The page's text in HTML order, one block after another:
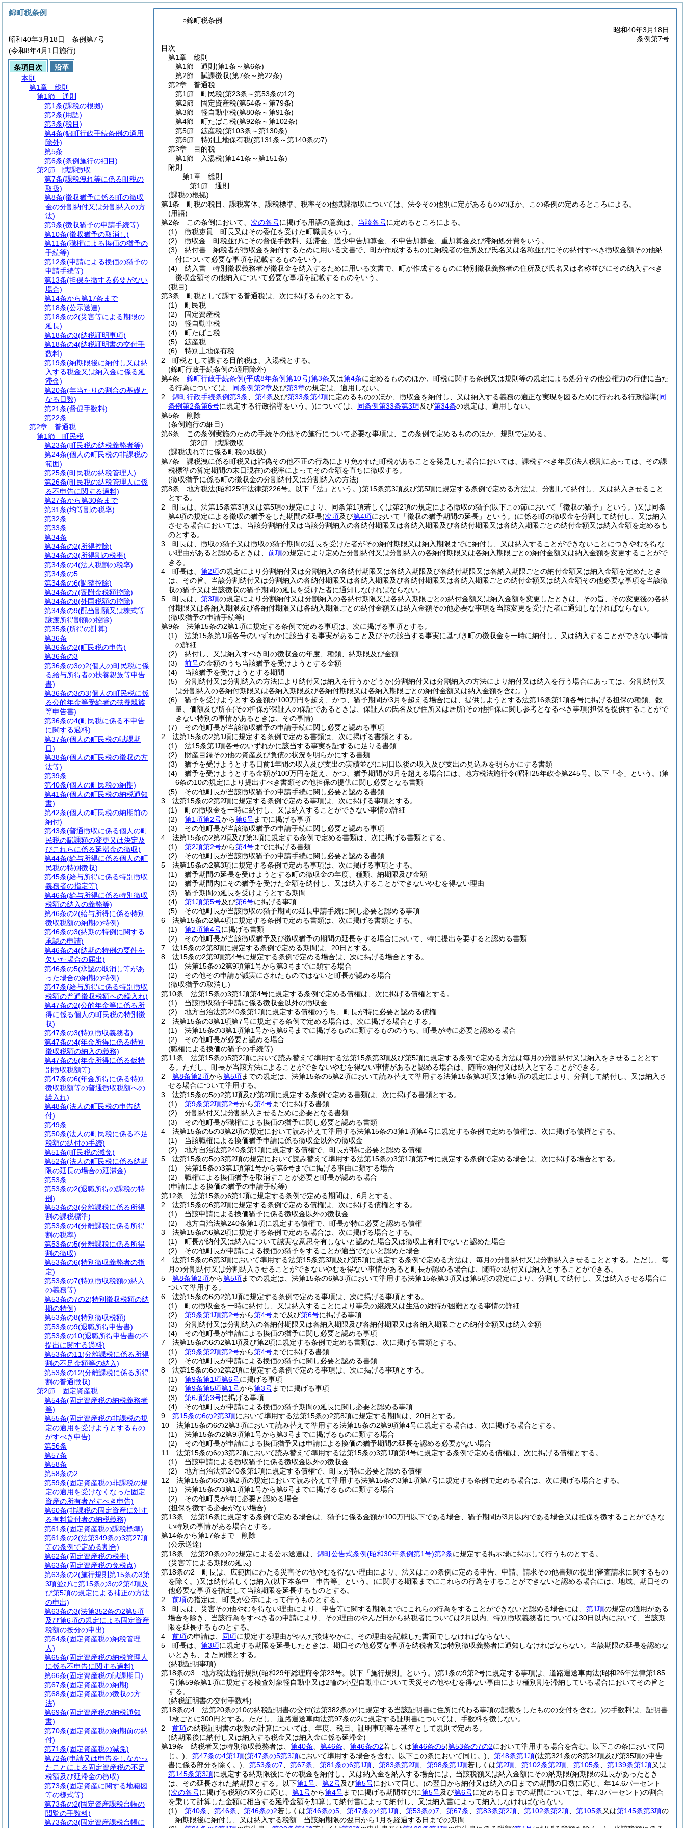
○錦町税条例
昭和40年3月18日
条例第7号
目次
第1章
総則
第1節
通則 (第1条～第6条)
第2節
賦課徴収(第7条～第22条)
第2章
普通税
第1節
町民税(第23条～第53条の12)
第2節
固定資産税(第54条～第79条)
第3節
軽自動車税(第80条～第91条)
第4節
町たばこ税(第92条～第102条)
第5節
鉱産税(第103条～第130条)
第6節
特別土地保有税(第131条～第140条の7)
第3章
目的税
第1節
入湯税(第141条～第151条)
附則
第1章
総則
第1節
通則
(課税の根拠)
第1条
町税の税目、課税客体、課税標準、税率その他賦課徴収については、法令その他別に定があるもののほか、この条例の定めるところによる。
(用語)
第2条
この条例において、 次の各号に掲げる用語の意義は、 当該各号に定めるところによる。
(1)
徴税吏員 町長又はその委任を受けた町職員をいう。
(2)
徴収金 町税並びにその督促手数料、延滞金、過少申告加算金、不申告加算金、重加算金及び滞納処分費をいう。
(3)
納付書 納税者が徴収金を納付するために用いる文書で、町が作成するものに納税者の住所及び氏名又は名称並びにその納付すべき徴収金額その他納
付について必要な事項を記載するものをいう。
(4)
納入書 特別徴収義務者が徴収金を納入するために用いる文書で、町が作成するものに特別徴収義務者の住所及び氏名又は名称並びにその納入すべき
徴収金額その他納入について必要な事項を記載するものをいう。
(税目)
第3条
町税として課する普通税は、次に掲げるものとする。
(1)
町民税
(2)
固定資産税
(3)
軽自動車税
(4)
町たばこ税
(5)
鉱産税
(6)
特別土地保有税
2
町税として課する目的税は、入湯税とする。
(錦町行政手続条例の適用除外)
第4条
錦町行政手続条例(平成8年条例第10号)第3条又は第4条に定めるもののほか、町税に関する条例又は規則等の規定による処分その他公権力の行使に当た
る行為については、 同条例第2章及び第3章の規定は、適用しない。
2
錦町行政手続条例第3条 第4条及び第33条第4項に定めるもののほか、徴収金を納付し、又は納入する義務の適正な実現を図るために行われる行政指導(同
条例第2条第6号に規定する行政指導をいう。)については、 同条例第33条第3項及び第34条の規定は、適用しない。
第5条
削除
(条例施行の細目)
第6条
この条例実施のための手続その他その施行について必要な事項は、この条例で定めるもののほか、規則で定める。
第2節
賦課徴収
(課税洩れ等に係る町税の取扱)
第7条
課税洩に係る町税又は詐偽その他不正の行為により免かれた町税があることを発見した場合においては、課税すべき年度(法人税割にあっては、その課
税標準の算定期間の末日現在)の税率によってその金額を直ちに徴収する。
(徴収猶予に係る町の徴収金の分割納付又は分割納入の方法)
第8条
地方税法(昭和25年法律第226号。以下「法」という。)第15条第3項及び第5項に規定する条例で定める方法は、分割して納付し、又は納入させること
とする。
2
町長は、法第15条第3項又は第5項の規定により、同条第1項若しくは第2項の規定による徴収の猶予(以下この節において「徴収の猶予」という。)又は同条
第4項の規定による徴収の猶予をした期間の延長(次項及び第4項において「徴収の猶予期間の延長」という。)に係る町の徴収金を分割して納付し、又は納入
させる場合においては、当該分割納付又は当該分割納入の各納付期限又は各納入期限及び各納付期限又は各納入期限ごとの納付金額又は納入金額を定めるも
のとする。
3
町長は、徴収の猶予又は徴収の猶予期間の延長を受けた者がその納付期限又は納入期限までに納付し、又は納入することができないことにつきやむを得な
い理由があると認めるときは、 前項の規定により定めた分割納付又は分割納入の各納付期限又は各納入期限ごとの納付金額又は納入金額を変更することがで
きる。
4
町長は、 第2項の規定により分割納付又は分割納入の各納付期限又は各納入期限及び各納付期限又は各納入期限ごとの納付金額又は納入金額を定めたとき
は、その旨、当該分割納付又は分割納入の各納付期限又は各納入期限及び各納付期限又は各納入期限ごとの納付金額又は納入金額その他必要な事項を当該徴
収の猶予又は当該徴収の猶予期間の延長を受けた者に通知しなければならない。
5
町長は、 第3項の規定により分割納付又は分割納入の各納付期限又は各納入期限ごとの納付金額又は納入金額を変更したときは、その旨、その変更後の各納
付期限又は各納入期限及び各納付期限又は各納入期限ごとの納付金額又は納入金額その他必要な事項を当該変更を受けた者に通知しなければならない。
(徴収猶予の申請手続等)
第9条
法第15条の2第1項に規定する条例で定める事項は、次に掲げる事項とする。
(1)
法第15条第1項各号のいずれかに該当する事実があること及びその該当する事実に基づき町の徴収金を一時に納付し、又は納入することができない事情
の詳細
(2)
納付し、又は納入すべき町の徴収金の年度、種類、納期限及び金額
(3)
前号の金額のうち当該猶予を受けようとする金額
(4)
当該猶予を受けようとする期間
(5)
分割納付又は分割納入の方法により納付又は納入を行うかどうか(分割納付又は分割納入の方法により納付又は納入を行う場合にあっては、分割納付又
は分割納入の各納付期限又は各納入期限及び各納付期限又は各納入期限ごとの納付金額又は納入金額を含む。)
(6)
猶予を受けようとする金額が100万円を超え、かつ、猶予期間が3月を超える場合には、提供しようとする法第16条第1項各号に掲げる担保の種類、数
量、価額及び所在(その担保が保証人の保証であるときは、保証人の氏名及び住所又は居所)その他担保に関し参考となるべき事項(担保を提供することがで
きない特別の事情があるときは、その事情)
(7)
その他町長が当該徴収猶予の申請手続に関し必要と認める事項
2
法第15条の2第1項に規定する条例で定める書類は、次に掲げる書類とする。
(1)
法15条第1項各号のいずれかに該当する事実を証するに足りる書類
(2)
財産目録その他の資産及び負債の状況を明らかにする書類
(3)
猶予を受けようとする日前1年間の収入及び支出の実績並びに同日以後の収入及び支出の見込みを明らかにする書類
(4)
猶予を受けようとする金額が100万円を超え、かつ、猶予期間が3月を超える場合には、地方税法施行令(昭和25年政令第245号。以下「令」という。)第
6条の10の規定により提出すべき書類その他担保の提供に関し必要となる書類
(5)
その他町長が当該徴収猶予の申請手続に関し必要と認める書類
3
法第15条の2第2項に規定する条例で定める事項は、次に掲げる事項とする。
(1)
町の徴収金を一時に納付し、又は納入することができない事情の詳細
(2)
第1項第2号から第6号までに掲げる事項
(3)
その他町長が当該徴収猶予の申請手続に関し必要と認める事項
4
法第15条の2第2項及び第3項に規定する条例で定める書類は、次に掲げる書類とする。
(1)
第2項第2号から第4号までに掲げる書類
(2)
その他町長が当該徴収猶予の申請手続に関し必要と認める書類
5
法第15条の2第3項に規定する条例で定める事項は、次に掲げる事項とする。
(1)
猶予期間の延長を受けようとする町の徴収金の年度、種類、納期限及び金額
(2)
猶予期間内にその猶予を受けた金額を納付し、又は納入することができないやむを得ない理由
(3)
猶予期間の延長を受けようとする期間
(4)
第1項第5号及び第6号に掲げる事項
(5)
その他町長が当該徴収の猶予期間の延長申請手続に関し必要と認める事項
6
法第15条の2第4項に規定する条例で定める書類は、次に掲げる書類とする。
(1)
第2項第4号に掲げる書類
(2)
その他町長が当該徴収猶予及び徴収猶予の期間の延長をする場合において、特に提出を要すると認める書類
7
法15条の2第8項に規定する条例で定める期間は、20日とする。
8
法15条の2第9項第4号に規定する条例で定める場合は、次に掲げる場合とする。
(1)
法第15条の2第9項第1号から第3号までに類する場合
(2)
その他その申請が誠実にされたものではないと町長が認める場合
(徴収猶予の取消し)
第10条
法第15条の3第1項第4号に規定する条例で定める債権は、次に掲げる債権とする。
(1)
当該徴収猶予申請に係る徴収金以外の徴収金
(2)
地方自治法第240条第1項に規定する債権のうち、町長が特に必要と認める債権
2
法第15条の3第1項第7号に規定する条例で定める場合は、次に掲げる場合とする。
(1)
法第15条の3第1項第1号から第6号までに掲げるものに類するもののうち、町長が特に必要と認める場合
(2)
その他町長が必要と認める場合
(職権による換価の猶予の手続等)
第11条
法第15条の5第2項において読み替えて準用する法第15条第3項及び第5項に規定する条例で定める方法は毎月の分割納付又は納入をさせることとす
る。 ただし、町長が当該方法によることができないやむを得ない事情があると認める場合は、随時の納付又は納入とすることができる。
2
第8条第2項から第5項までの規定は、法第15条の5第2項において読み替えて準用する法第15条第3項又は第5項の規定により、分割して納付し、又は納入さ
せる場合について準用する。
3
法第15条の5の2第1項及び第2項に規定する条例で定める書類は、次に掲げる書類とする。
(1)
第9条第2項第2号から第4号までに掲げる書類
(2)
分割納付又は分割納入させるために必要となる書類
(3)
その他町長が職権による換価の猶予に関し必要と認める書類
4
法第15条の5の3第2項の規定において読み替えて準用する法第15条の3第1項第4号に規定する条例で定める債権は、次に掲げる債権とする。
(1)
当該職権による換価猶予申請に係る徴収金以外の徴収金
(2)
地方自治法第240条第1項に規定する債権で、町長が特に必要と認める債権
5
法第15条の5の3第2項の規定において読み替えて準用する法第15条の3第1項第7号に規定する条例で定める場合は、次に掲げる場合とする。
(1)
法第15条の3第1項第1号から第6号までに掲げる事由に類する場合
(2)
職権による換価猶予を取消すことが必要と町長が認める場合
(申請による換価の猶予の申請手続等)
第12条
法第15条の6第1項に規定する条例で定める期間は、6月とする。
2
法第15条の6第2項に規定する条例で定める債権は、次に掲げる債権とする。
(1)
当該申請による換価猶予に係る徴収金以外の徴収金
(2)
地方自治法第240条第1項に規定する債権で、町長が特に必要と認める債権
3
法第15条の6第2項に規定する条例で定める場合は、次に掲げる場合とする。
(1)
町長が納付又は納入について誠実な意思を有しないと認めた場合又は徴収上有利でないと認めた場合
(2)
その他町長が申請による換価の猶予をすることが適当でないと認めた場合
4
法第15条の6第3項において準用する法第15条第3項及び第5項に規定する条例で定める方法は、毎月の分割納付又は分割納入させることとする。 ただし、毎
月の分割納付又は分割納入させることができないやむを得ない事情があると町長が認める場合は、随時の納付又は納入とすることができる。
5
第8条第2項から第5項までの規定は、法第15条の6第3項において準用する法第15条第3項又は第5項の規定により、分割して納付し、又は納入させる場合に
ついて準用する。
6
法第15条の6の2第1項に規定する条例で定める事項は、次に掲げる事項とする。
(1)
町の徴収金を一時に納付し、又は納入することにより事業の継続又は生活の維持が困難となる事情の詳細
(2)
第9条第1項第2号から第4号まで及び第6号に掲げる事項
(3)
分割納付又は分割納入の各納付期限又は各納入期限及び各納付期限又は各納入期限ごとの納付金額又は納入金額
(4)
その他町長が申請による換価の猶予に関し必要と認める事項
7
法第15条の6の2第1項及び第2項に規定する条例で定める書類は、次に掲げる書類とする。
(1)
第9条第2項第2号から第4号までに掲げる書類
(2)
その他町長が申請による換価の猶予に関し必要と認める書類
8
法第15条の6の2第2項に規定する条例で定める事項は、次に掲げる事項とする。
(1)
第9条第1項第6号に掲げる事項
(2)
第9条第5項第1号から第3号までに掲げる事項
(3)
第6項第3号に掲げる事項
(4)
その他町長が申請による換価の猶予期間の延長に関し必要と認める事項
9
第15条の6の2第3項において準用する法第15条の2第8項に規定する期間は、20日とする。
10
法第15条の6の2第3項において読み替えて準用する法第15条の2第9項第4号に規定する場合は、次に掲げる場合とする。
(1)
法第15条の2第9項第1号から第3号までに掲げるものに類する場合
(2)
その他町長が申請による換価猶予又は申請による換価の猶予期間の延長を認める必要がない場合
11
法第15条の6の3第2項において読み替えて準用する法第15条の3第1項第4号に規定する条例で定める債権は、次に掲げる債権とする。
(1)
当該申請による徴収猶予に係る徴収金以外の徴収金
(2)
地方自治法第240条第1項に規定する債権で、町長が特に必要と認める債権
12
法第15条の6の3第2項の規定において読み替えて準用する法第15条の3第1項第7号に規定する条例で定める場合は、次に掲げる場合とする。
(1)
法第15条の3第1項第1号から第6号までに掲げるものに類する場合
(2)
その他町長が特に必要と認める場合
(担保を徴する必要がない場合)
第13条
法第16条に規定する条例で定める場合は、猶予に係る金額が100万円以下である場合、猶予期間が3月以内である場合又は担保を徴することができな
い特別の事情がある場合とする。
第14条から第17条まで
削除
(公示送達)
第18条
法第20条の2の規定による公示送達は、 錦町公告式条例(昭和30年条例第1号)第2条に規定する掲示場に掲示して行うものとする。
(災害等による期限の延長)
第18条の2
町長は、広範囲にわたる災害その他やむを得ない理由により、法又はこの条例に定める申告、申請、請求その他書類の提出(審査請求に関するもの
を除く。)又は納付若しくは納入(以下本条中「申告等」という。)に関する期限までにこれらの行為をすることができないと認める場合には、地域、期日その
他必要な事項を指定して当該期限を延長するものとする。
2
前項の指定は、町長が公示によって行うものとする。
3
町長は、災害その他やむを得ない理由により、申告等に関する期限までにこれらの行為をすることができないと認める場合には、 第1項の規定の適用がある
場合を除き、当該行為をすべき者の申請により、その理由のやんだ日から納税者については2月以内、特別徴収義務者については30日以内において、当該期
限を延長するものとする。
4
前項の申請は、 同項に規定する理由がやんだ後速やかに、その理由を記載した書面でしなければならない。
5
町長は、 第3項に規定する期限を延長したときは、期日その他必要な事項を納税者又は特別徴収義務者に通知しなければならない。 当該期限の延長を認めな
いときも、また同様とする。
(納税証明事項)
第18条の3
地方税法施行規則 (昭和29年総理府令第23号。以下「施行規則」という。)第1条の9第2号に規定する事項は、道路運送車両法(昭和26年法律第185
号)第59条第1項に規定する検査対象軽自動車又は2輪の小型自動車について天災その他やむを得ない事由により種別割を滞納している場合においてその旨と
する。
(納税証明書の交付手数料)
第18条の4
法第20条の10の納税証明書の交付(法第382条の4に規定する当該証明書に住所に代わる事項の記載をしたものの交付を含む。)の手数料は、証明書
1枚ごとに300円とする。 ただし、道路運送車両法第97条の2に規定する証明書については、手数料を徴しない。
2
前項の納税証明書の枚数の計算については、年度、税目、証明事項等を基準として規則で定める。
(納期限後に納付し又は納入する税金又は納入金に係る延滞金)
第19条
納税者又は特別徴収義務者は、 第40条 第46条 第46条の2若しくは第46条の5(第53条の7の2において準用する場合を含む。以下この条において同
じ。)
第47条の4第1項(第47条の5第3項において準用する場合を含む。以下この条において同じ。) 第48条第1項(法第321条の8第34項及び第35項の申告
書に係る部分を除く。)
第53条の7 第67条 第81条の6第1項 第83条第2項 第98条第1項若しくは第2項 第102条第2項 第105条 第139条第1項又は
第145条第3項に規定する納期限後にその税金を納付し、又は納入金を納入する場合には、当該税額又は納入金額にその納期限(納期限の延長があったとき
は、その延長された納期限とする。以下第1号 第2号及び第5号において同じ。)の翌日から納付又は納入の日までの期間の日数に応じ、年14.6パーセント
(次の各号に掲げる税額の区分に応じ、 第1号から第4号までに掲げる期間並びに第5号及び第6号に定める日までの期間については、年7.3パーセント)の割合
を乗じて計算した金額に相当する延滞金額を加算して納付書によって納付し、又は納入書によって納入しなければならない。
(1)
第40条 第46条 第46条の2若しくは第46条の5 第47条の4第1項 第53条の7 第67条 第83条第2項 第102条第2項 第105条又は第145条第3項の
納期限後に納付し、又は納入する税額 当該納期限の翌日から1月を経過する日までの期間
錦町税条例
昭和40年3月18日 条例第7号
(令和8年4月1日施行)
条項目次
沿革
本則
第1章
総則
第1節
通則
第1条(課税の根拠)
第2条(用語)
第3条(税目)
第4条(錦町行政手続条例の適用
除外)
第5条
第6条(条例施行の細目)
第2節
賦課徴収
第7条(課税洩れ等に係る町税の
取扱)
第8条(徴収猶予に係る町の徴収
金の分割納付又は分割納入の方
法)
第9条(徴収猶予の申請手続等)
第10条(徴収猶予の取消し)
第11条(職権による換価の猶予の
手続等)
第12条(申請による換価の猶予の
申請手続等)
第13条(担保を徴する必要がない
場合)
第14条から第17条まで
第18条(公示送達)
第18条の2(災害等による期限の
延長)
第18条の3(納税証明事項)
第18条の4(納税証明書の交付手
数料)
第19条(納期限後に納付し又は納
入する税金又は納入金に係る延
滞金)
第20条(年当たりの割合の基礎と
なる日数)
第21条(督促手数料)
第22条
第2章
普通税
第1節
町民税
第23条(町民税の納税義務者等)
第24条(個人の町民税の非課税の
範囲)
第25条(町民税の納税管理人)
第26条(町民税の納税管理人に係
る不申告に関する過料)
第27条から第30条まで
第31条(均等割の税率)
第32条
第33条
第34条
第34条の2(所得控除)
第34条の3(所得割の税率)
第34条の4(法人税割の税率)
第34条の5
第34条の6(調整控除)
第34条の7(寄附金税額控除)
第34条の8(外国税額の控除)
第34条の9(配当割額又は株式等
譲渡所得割額の控除)
第35条(所得の計算)
第36条
第36条の2(町民税の申告)
第36条の3
第36条の3の2(個人の町民税に係
る給与所得者の扶養親族等申告
書)
第36条の3の3(個人の町民税に係
る公的年金等受給者の扶養親族
等申告書)
第36条の4(町民税に係る不申告
に関する過料)
第37条(個人の町民税の賦課期
日)
第38条(個人の町民税の徴収の方
法等)
第39条
第40条(個人の町民税の納期)
第41条(個人の町民税の納税通知
書)
第42条(個人の町民税の納期前の
納付)
第43条(普通徴収に係る個人の町
民税の賦課額の変更又は決定及
びこれらに係る延滞金の徴収)
第44条(給与所得に係る個人の町
民税の特別徴収)
第45条(給与所得に係る特別徴収
義務者の指定等)
第46条(給与所得に係る特別徴収
税額の納入の義務等)
第46条の2(給与所得に係る特別
徴収税額の納期の特例)
第46条の3(納期の特例に関する
承認の申請)
第46条の4(納期の特例の要件を
欠いた場合の届出)
第46条の5(承認の取消し等があ
った場合の納期の特例)
第47条(給与所得に係る特別徴収
税額の普通徴収税額への繰入れ)
第47条の2(公的年金等に係る所
得に係る個人の町民税の特別徴
収)
第47条の3(特別徴収義務者)
第47条の4(年金所得に係る特別
徴収税額の納入の義務)
第47条の5(年金所得に係る仮特
別徴収税額等)
第47条の6(年金所得に係る特別
徴収税額等の普通徴収税額への
繰入れ)
第48条(法人の町民税の申告納
付)
第49条
第50条(法人の町民税に係る不足
税額の納付の手続)
第51条(町民税の減免)
第52条(法人の町民税に係る納期
限の延長の場合の延滞金)
第53条
第53条の2(退職所得の課税の特
例)
第53条の3(分離課税に係る所得
割の課税標準)
第53条の4(分離課税に係る所得
割の税率)
第53条の5(分離課税に係る所得
割の徴収)
第53条の6(特別徴収義務者の指
定)
第53条の7(特別徴収税額の納入
の義務等)
第53条の7の2(特別徴収税額の納
期の特例)
第53条の8(特別徴収税額)
第53条の9(退職所得申告書)
第53条の10(退職所得申告書の不
提出に関する過料)
第53条の11(分離課税に係る所得
割の不足金額等の納入)
第53条の12(分離課税に係る所得
割の普通徴収)
第2節
固定資産税
第54条(固定資産税の納税義務者
等)
第55条(固定資産税の非課税の規
定の適用を受けようとするもの
がすべき申告)
第56条
第57条
第58条
第58条の2
第59条(固定資産税の非課税の規
定の適用を受けなくなった固定
資産の所有者がすべき申告)
第60条(非課税の固定資産に対す
る有料貸付者の納税義務)
第61条(固定資産税の課税標準)
第61条の2(法第349条の3第27項
等の条例で定める割合)
第62条(固定資産税の税率)
第63条(固定資産税の免税点)
第63条の2(施行規則第15条の3第
3項並びに第15条の3の2第4項及
び第5項の規定による補正の方法
の申出)
第63条の3(法第352条の2第5項
及び第6項の規定による固定資産
税額の按分の申出)
第64条(固定資産税の納税管理
人)
第65条(固定資産税の納税管理人
に係る不申告に関する過料)
第66条(固定資産税の賦課期日)
第67条(固定資産税の納期)
第68条(固定資産税の徴収の方
法)
第69条(固定資産税の納税通知
書)
第70条(固定資産税の納期前の納
付)
第71条(固定資産税の減免)
第72条(申請又は申告をしなかっ
たことによる固定資産税の不足
税額及び延滞金の徴収)
第73条(固定資産に関する地籍図
等の様式等)
第73条の2(固定資産課税台帳の
閲覧の手数料)
第73条の3(固定資産課税台帳に